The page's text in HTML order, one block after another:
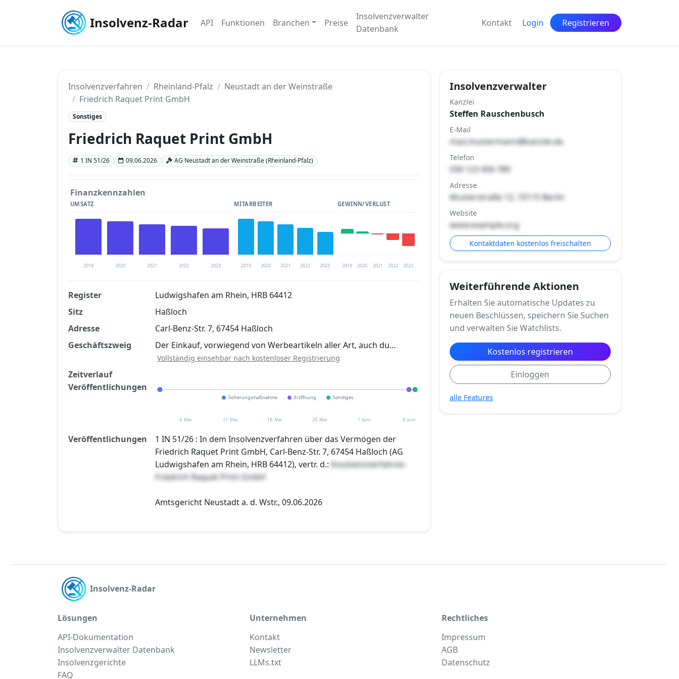
Insolvenz-Radar API Funktionen Branchen Preise
Insolvenzverwalter
Datenbank
Kontakt Login Registrieren
Insolvenzverfahren Rheinland-Pfalz
Neustadt an der Weinstraße
Friedrich Raquet Print GmbH
Sonstiges
Friedrich Raquet Print GmbH
1 IN 51/26 09.06.2026 AG Neustadt an der Weinstraße (Rheinland-Pfalz)
Finanzkennzahlen
UMSATZ
2019 2020 2021 2022 2023
MITARBEITER
2019 2020 2021 2022 2023
GEWINN/VERLUST
2019 2020 2021 2022 2023
Finanzkennzahlen nach kostenloser Registrierung verfügbar
Jetzt kostenlos registrieren
Register
Ludwigshafen am Rhein, HRB 64412
Sitz
Haßloch
Adresse
Carl-Benz-Str. 7, 67454 Haßloch
Geschäftszweig
Der Einkauf, vorwiegend von Werbeartikeln aller Art, auch du…
Vollständig einsehbar nach kostenloser Registrierung
Zeitverlauf
Veröffentlichungen
Sicherungsmaßnahme Eröffnung Sonstiges
4. Mai 11. Mai 18. Mai 25. Mai 1. Juni 8. Juni
Veröffentlichungen
1 IN 51/26 : In dem Insolvenzverfahren über das Vermögen der
Friedrich Raquet Print GmbH, Carl-Benz-Str. 7, 67454 Haßloch (AG
Ludwigshafen am Rhein, HRB 64412), vertr. d.: Insolvenzverfahren
Friedrich Raquet Print GmbH
Amtsgericht Neustadt a. d. Wstr., 09.06.2026
Insolvenzverwalter
Kanzlei
Steffen Rauschenbusch
E-Mail
max.mustermann@kanzlei.de
Telefon
030 123 456 789
Adresse
Musterstraße 12, 10115 Berlin
Website
www.example.org
Kontaktdaten kostenlos freischalten
Weiterführende Aktionen
Erhalten Sie automatische Updates zu
neuen Beschlüssen, speichern Sie Suchen
und verwalten Sie Watchlists.
Kostenlos registrieren
Einloggen
alle Features
Insolvenz-Radar
Lösungen
API-Dokumentation
Insolvenzverwalter Datenbank
Insolvenzgerichte
FAQ
Unternehmen
Kontakt
Newsletter
LLMs.txt
Rechtliches
Impressum
AGB
Datenschutz